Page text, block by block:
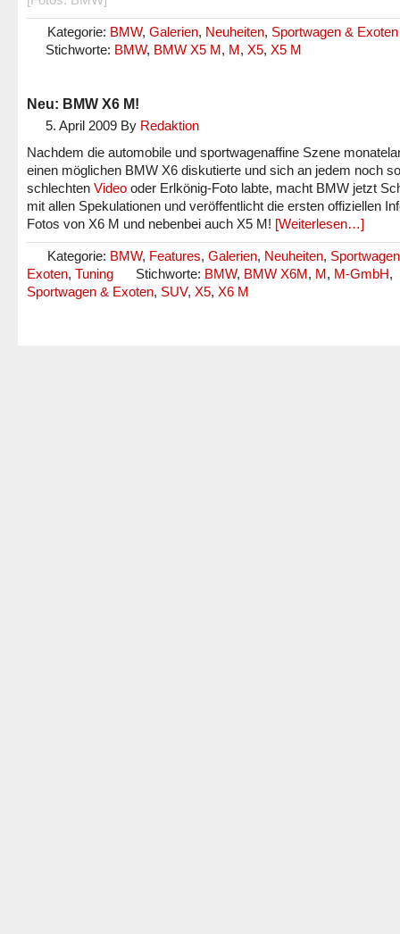
Kategorie: BMW, Galerien, Neuheiten, Sportwagen & Exoten
Stichworte: BMW, BMW X5 M, M, X5, X5 M
Neu: BMW X6 M!
5. April 2009 By Redaktion
Nachdem die automobile und sportwagenaffine Szene
einen möglichen BMW X6 diskutierte und sich an jedem noch so
schlechten Video oder Erlkönig-Foto labte, macht BMW jetzt
mit allen Spekulationen und veröffentlicht die ersten offiziellen
Fotos von X6 M und nebenbei auch X5 M! [Weiterlesen…]
Kategorie: BMW, Features, Galerien, Neuheiten,
Exoten, Tuning Stichworte: BMW, BMW X6M, M, M-GmbH,
Sportwagen & Exoten, SUV, X5, X6 M